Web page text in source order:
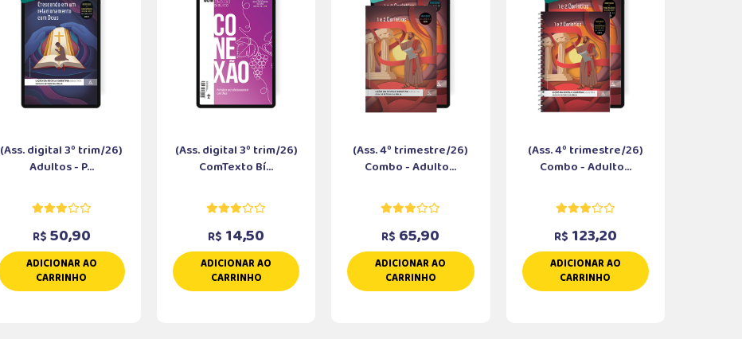
(Ass. digital 3º trim/26)
Adultos - P...
R$ 50,90
ADICIONAR AO
CARRINHO
(Ass. digital 3º trim/26)
ComTexto Bí...
R$ 14,50
ADICIONAR AO
CARRINHO
(Ass. 4º trimestre/26)
Combo - Adulto...
R$ 65,90
ADICIONAR AO
CARRINHO
(Ass. 4º trimestre/26)
Combo - Adulto...
R$ 123,20
ADICIONAR AO
CARRINHO